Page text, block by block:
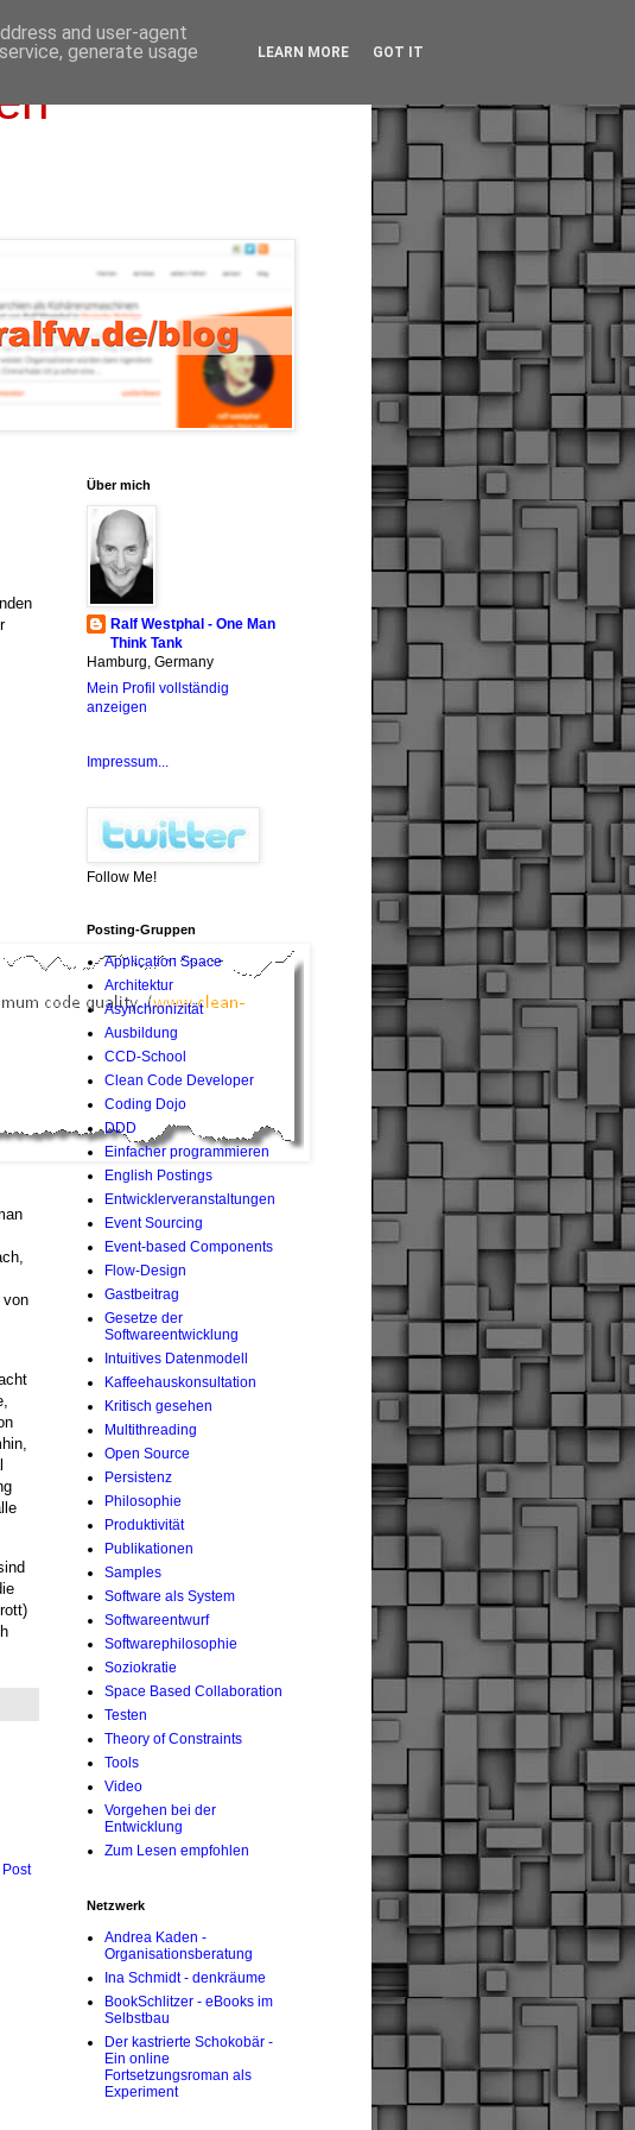
von
Über mich
Ralf Westphal - One Man
Think Tank
Hamburg, Germany
Mein Profil vollständig
anzeigen
Impressum...
Follow Me!
Posting-Gruppen
Application Space
Architektur
Asynchronizität
Ausbildung
CCD-School
Clean Code Developer
Coding Dojo
DDD
Einfacher programmieren
English Postings
Entwicklerveranstaltungen
Event Sourcing
Event-based Components
Flow-Design
Gastbeitrag
Gesetze der
Softwareentwicklung
Intuitives Datenmodell
Kaffeehauskonsultation
Kritisch gesehen
Multithreading
Open Source
Persistenz
Philosophie
Produktivität
Publikationen
Samples
Software als System
Softwareentwurf
Softwarephilosophie
Soziokratie
Space Based Collaboration
Testen
Theory of Constraints
Tools
Video
Vorgehen bei der
Entwicklung
Zum Lesen empfohlen
Netzwerk
Andrea Kaden -
Organisationsberatung
Ina Schmidt - denkräume
BookSchlitzer - eBooks im
Selbstbau
Der kastrierte Schokobär -
Ein online
Fortsetzungsroman als
Experiment
and user-agent
generate usage
LEARN MORE GOT IT